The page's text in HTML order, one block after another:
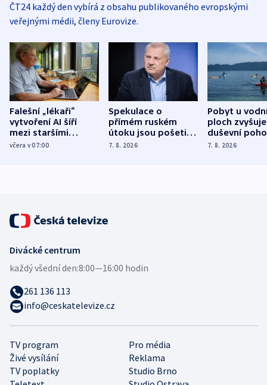
ČT24 každý den vybírá z obsahu publikovaného evropskými
veřejnými médii, členy Eurovize.
Falešní „lékaři“
vytvoření AI šíří
mezi staršími
Poláky nebezpečné
včera v 07:00
Spekulace o
přímém ruském
útoku jsou pošetilé,
míní estonský
7. 8. 2026
Pobyt u
ploch zvyšuje
duševní
ukázala
7. 8. 2026
TV program
Pro média
Živé vysílání
Reklama
TV poplatky
Studio Brno
Divácké centrum
každý všední den:8:00—16:00 hodin
261 136 113
info@ceskatelevize.cz